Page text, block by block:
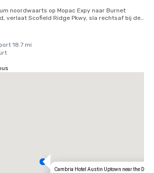
noordwaarts op Mopac Expy naar Burnet
verlaat Scofield Ridge Pkwy, sla rechtsaf bij de
Ridge Pkwy en sla linksaf naar CamBriA
W naar US-183N naar TX-1 Loop/Mopac. Vanaf de
u Scofield Ridge Pkwy, slaat u rechtsaf bij de
Ridge Pkwy en slaat u linksaf naar CamBriA
18.7 mi
Cambria Hotel Austin Uptown near the